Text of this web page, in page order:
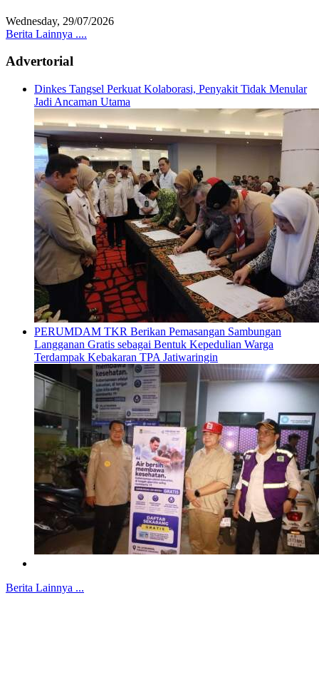
Wednesday, 29/07/2026
Berita Lainnya ....
Advertorial
Dinkes Tangsel Perkuat Kolaborasi, Penyakit Tidak Menular
Jadi Ancaman Utama
PERUMDAM TKR Berikan Pemasangan Sambungan
Langganan Gratis sebagai Bentuk Kepedulian Warga
Terdampak Kebakaran TPA Jatiwaringin
Berita Lainnya ...